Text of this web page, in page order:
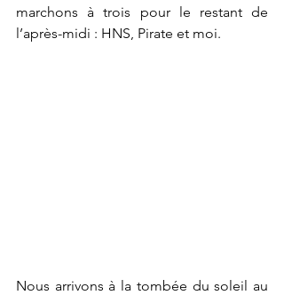
marchons à trois pour le restant de
l’après-midi : HNS, Pirate et moi.
Nous arrivons à la tombée du soleil au